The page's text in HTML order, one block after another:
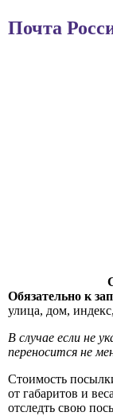
Почта
Обязательно к
улица, дом,
В случае если не
переносится не
Стоимость
от габаритов и
отследть свою